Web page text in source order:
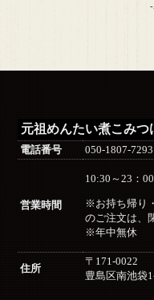
元祖めんたい煮こみつ
電話番号 050-1807-7293
営業時間
10:30～23：
※お持ち帰り
のご注文は、
※年中無休
住所
〒171-0022
豊島区南池袋